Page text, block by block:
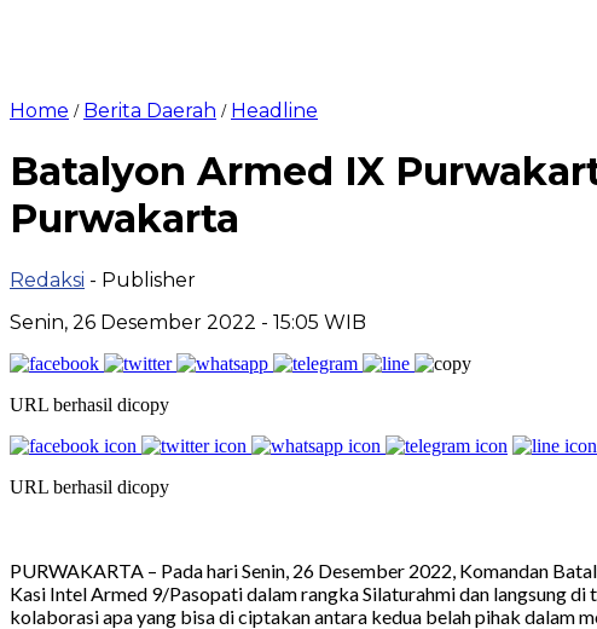
Home / Berita Daerah / Headline
Batalyon Armed IX
Purwakarta
Redaksi - Publisher
Senin, 26 Desember 2022 - 15:05 WIB
URL berhasil dicopy
URL berhasil dicopy
PURWAKARTA – Pada hari Senin, 26 Desember 2022, Komandan
Kasi Intel Armed 9/Pasopati dalam rangka Silaturahmi dan langsung
kolaborasi apa yang bisa di ciptakan antara kedua belah pihak dalam